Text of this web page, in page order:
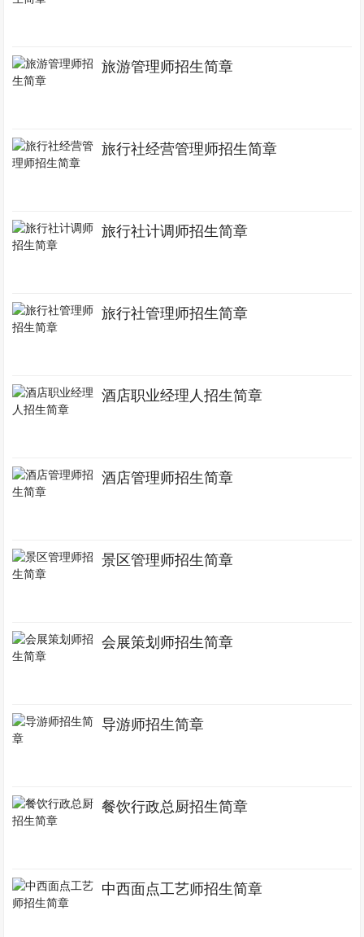
旅游管理师招生简章
旅行社经营管理师招生简章
旅行社计调师招生简章
旅行社管理师招生简章
酒店职业经理人招生简章
酒店管理师招生简章
景区管理师招生简章
会展策划师招生简章
导游师招生简章
餐饮行政总厨招生简章
中西面点工艺师招生简章